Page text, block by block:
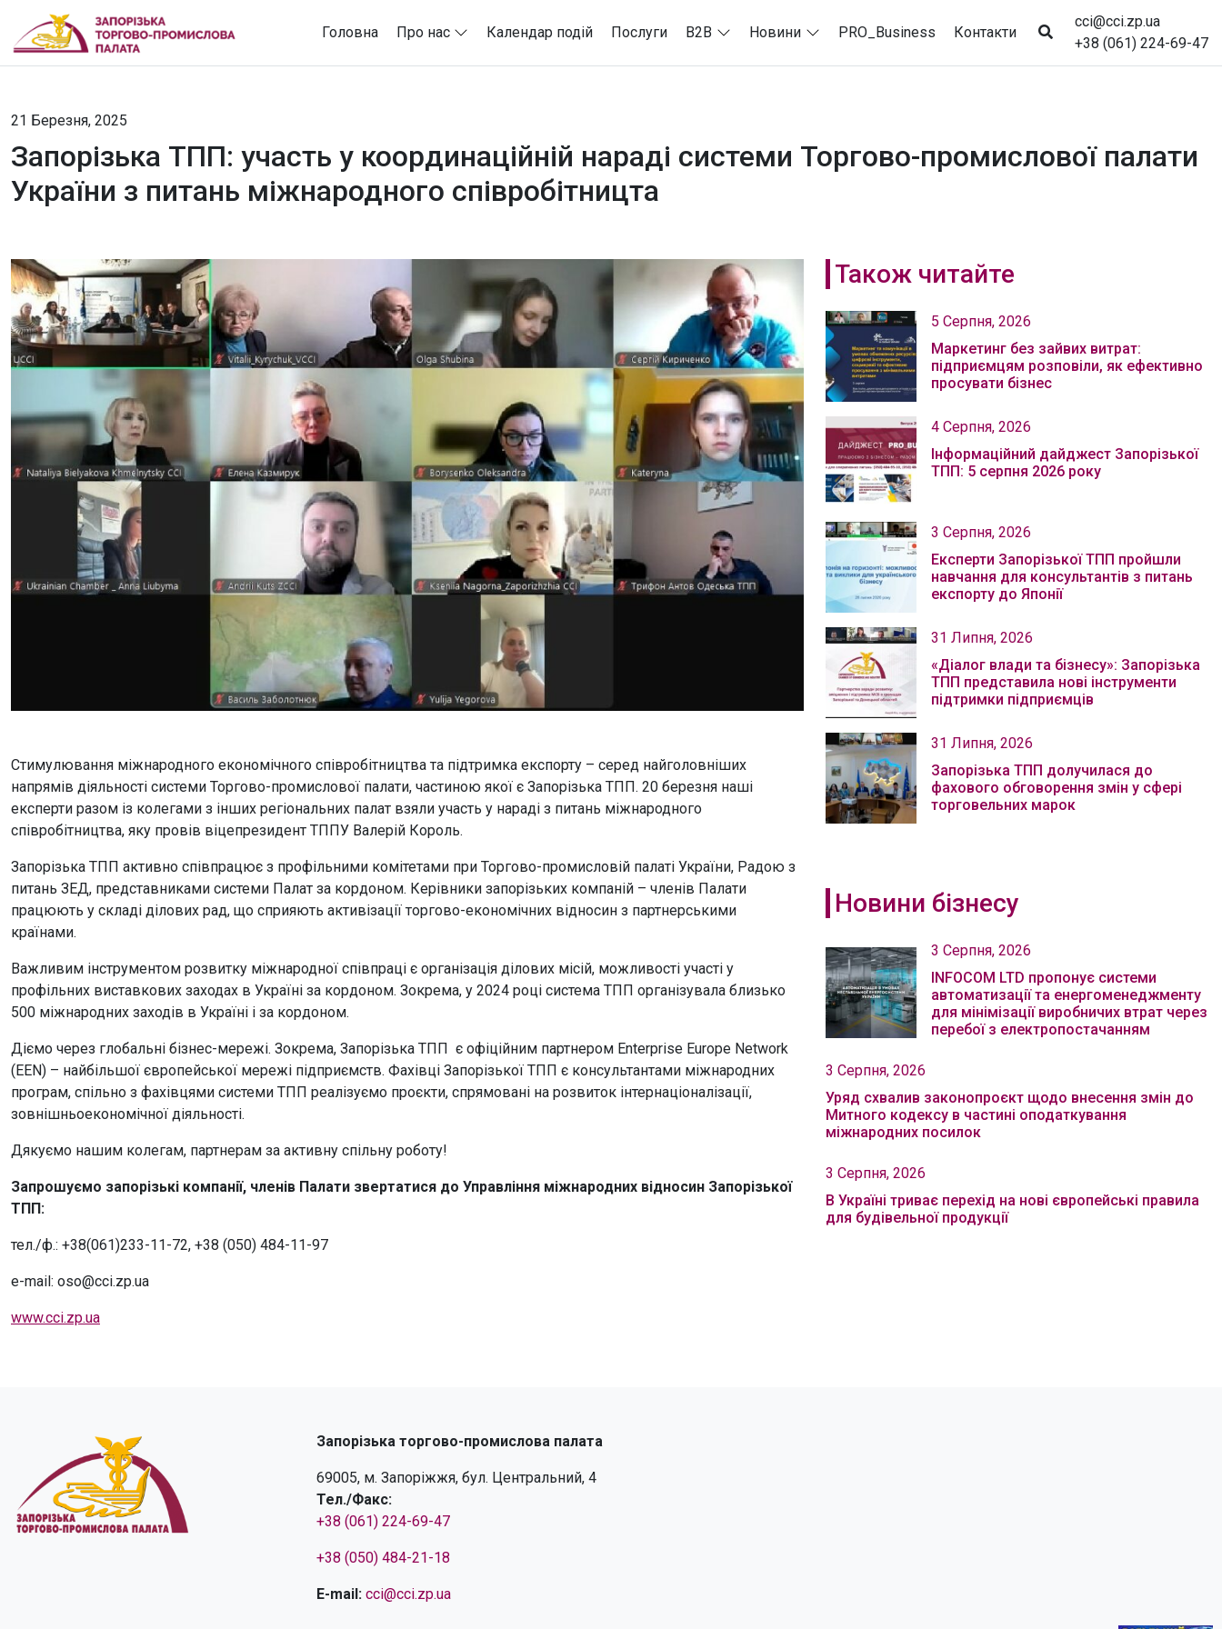
Головна Про нас Календар подій Послуги B2B Новини PRO_Business Контакти
cci@cci.zp.ua
+38 (061) 224-69-47
21 Березня, 2025
Запорізька ТПП: участь у координаційній нараді системи Торгово-промислової палати
України з питань міжнародного співробітницта
Стимулювання міжнародного економічного співробітництва та підтримка експорту – серед найголовніших
напрямів діяльності системи Торгово-промислової палати, частиною якої є Запорізька ТПП. 20 березня наші
експерти разом із колегами з інших регіональних палат взяли участь у нараді з питань міжнародного
співробітництва, яку провів віцепрезидент ТППУ Валерій Король.
Запорізька ТПП активно співпрацює з профільними комітетами при Торгово-промисловій палаті України, Радою з
питань ЗЕД, представниками системи Палат за кордоном. Керівники запорізьких компаній – членів Палати
працюють у складі ділових рад, що сприяють активізації торгово-економічних відносин з партнерськими
країнами.
Важливим інструментом розвитку міжнародної співпраці є організація ділових місій, можливості участі у
профільних виставкових заходах в Україні за кордоном. Зокрема, у 2024 році система ТПП організувала близько
500 міжнародних заходів в Україні і за кордоном.
Діємо через глобальні бізнес-мережі. Зокрема, Запорізька ТПП є офіційним партнером Enterprise Europe Network
(EEN) – найбільшої європейської мережі підприємств. Фахівці Запорізької ТПП є консультантами міжнародних
програм, спільно з фахівцями системи ТПП реалізуємо проєкти, спрямовані на розвиток інтернаціоналізації,
зовнішньоекономічної діяльності.
Дякуємо нашим колегам, партнерам за активну спільну роботу!
Запрошуємо запорізькі компанії, членів Палати звертатися до Управління міжнародних відносин Запорізької
ТПП:
тел./ф.: +38(061)233-11-72, +38 (050) 484-11-97
e-mail: oso@cci.zp.ua
www.cci.zp.ua
Також читайте
5 Серпня, 2026
Маркетинг без зайвих витрат:
підприємцям розповіли, як ефективно
просувати бізнес
4 Серпня, 2026
Інформаційний дайджест Запорізької
ТПП: 5 серпня 2026 року
3 Серпня, 2026
Експерти Запорізької ТПП пройшли
навчання для консультантів з питань
експорту до Японії
31 Липня, 2026
«Діалог влади та бізнесу»: Запорізька
ТПП представила нові інструменти
підтримки підприємців
31 Липня, 2026
Запорізька ТПП долучилася до
фахового обговорення змін у сфері
торговельних марок
Новини бізнесу
3 Серпня, 2026
INFOCOM LTD пропонує системи
автоматизації та енергоменеджменту
для мінімізації виробничих втрат через
перебої з електропостачанням
3 Серпня, 2026
Уряд схвалив законопроєкт щодо внесення змін до
Митного кодексу в частині оподаткування
міжнародних посилок
3 Серпня, 2026
В Україні триває перехід на нові європейські правила
для будівельної продукції
Запорізька торгово-промислова палата
69005, м. Запоріжжя, бул. Центральний, 4
Тел./Факс:
+38 (061) 224-69-47
+38 (050) 484-21-18
E-mail: cci@cci.zp.ua